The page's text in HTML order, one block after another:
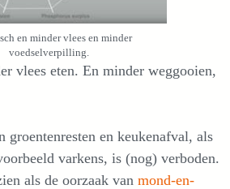
en minder vlees en minder
voedselverpilling.
vlees eten. En minder weggooien,
groentenresten en keukenafval, als
varkens, is (nog) verboden.
als de oorzaak van mond-en-